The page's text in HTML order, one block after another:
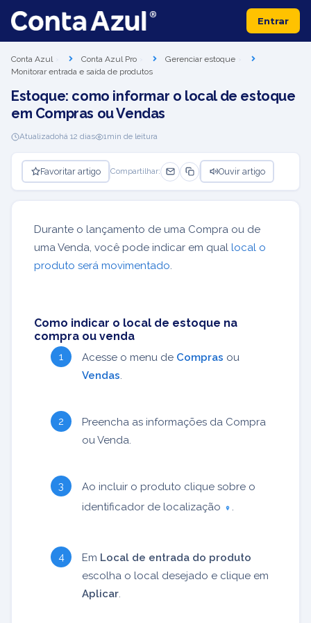
Entrar
Conta Azul Conta Azul Pro
Gerenciar estoque
Monitorar entrada e saída de produtos
Estoque: como informar o local de estoque
em Compras ou Vendas
Atualizadohá 12 dias 1min de leitura
Favoritar artigo Compartilhar: Ouvir artigo
Durante o lançamento de uma Compra ou de
uma Venda, você pode indicar em qual local o
produto será movimentado.
Como indicar o local de estoque na
compra ou venda
Acesse o menu de Compras ou
Vendas.
Preencha as informações da Compra
ou Venda.
Ao incluir o produto clique sobre o
identificador de localização
.
Em Local de entrada do produto
escolha o local desejado e clique em
Aplicar.